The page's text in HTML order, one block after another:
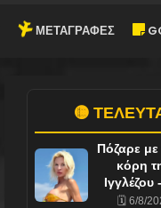
ΜΕΤΑΓΡΑΦΕΣ
🟡
Πόζαρε
κόρη
🗓️ 6/8/